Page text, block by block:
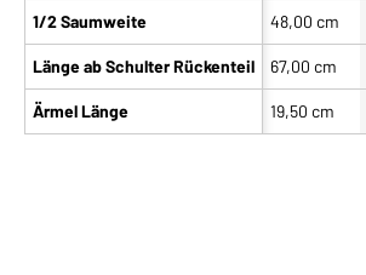
1/2 Saumweite
Länge ab Schulter Rückenteil
Ärmel Länge
48,00 cm
67,00 cm
19,50 cm